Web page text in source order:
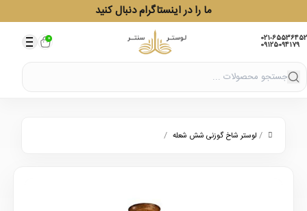
ما را در اینستاگرام دنبال کنید
021-65536452
09125094179
0
/ لوستر شاخ گوزنی شش شعله /